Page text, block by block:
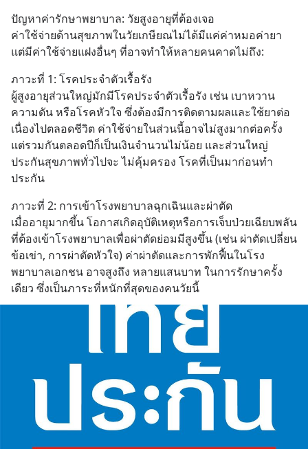
ปัญหาค่ารักษาพยาบาล: วัยสูงอายุที่ต้องเจอ
ค่าใช้จ่ายด้านสุขภาพในวัยเกษียณไม่ได้มีแค่ค่าหมอค่ายา
แต่มีค่าใช้จ่ายแฝงอื่นๆ ที่อาจทำให้หลายคนคาดไม่ถึง:
ภาวะที่ 1: โรคประจำตัวเรื้อรัง
ผู้สูงอายุส่วนใหญ่มักมีโรคประจำตัวเรื้อรัง เช่น เบาหวาน
ความดัน หรือโรคหัวใจ ซึ่งต้องมีการติดตามผลและใช้ยาต่อ
เนื่องไปตลอดชีวิต ค่าใช้จ่ายในส่วนนี้อาจไม่สูงมากต่อครั้ง
แต่รวมกันตลอดปีก็เป็นเงินจำนวนไม่น้อย และส่วนใหญ่
ประกันสุขภาพทั่วไปจะ ไม่คุ้มครอง โรคที่เป็นมาก่อนทำ
ประกัน
ภาวะที่ 2: การเข้าโรงพยาบาลฉุกเฉินและผ่าตัด
เมื่ออายุมากขึ้น โอกาสเกิดอุบัติเหตุหรือการเจ็บป่วยเฉียบพลัน
ที่ต้องเข้าโรงพยาบาลเพื่อผ่าตัดย่อมมีสูงขึ้น (เช่น ผ่าตัดเปลี่ยน
ข้อเข่า, การผ่าตัดหัวใจ) ค่าผ่าตัดและการพักฟื้นในโรง
พยาบาลเอกชน อาจสูงถึง หลายแสนบาท ในการรักษาครั้ง
เดียว ซึ่งเป็นภาระที่หนักที่สุดของคนวัยนี้